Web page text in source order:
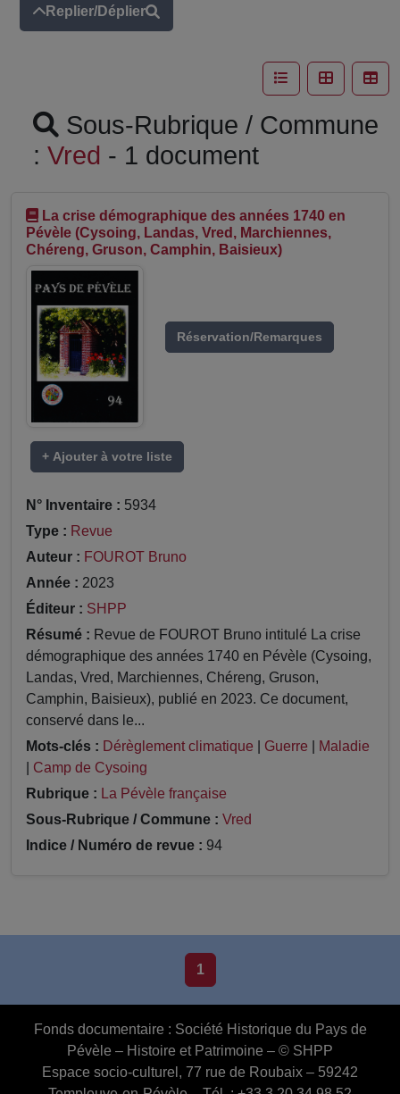
Replier/Déplier
Sous-Rubrique / Commune
: Vred - 1 document
La crise démographique des années 1740 en
Pévèle (Cysoing, Landas, Vred, Marchiennes,
Chéreng, Gruson, Camphin, Baisieux)
Réservation/Remarques
+ Ajouter à votre liste
N° Inventaire : 5934
Type : Revue
Auteur : FOUROT Bruno
Année : 2023
Éditeur : SHPP
Résumé : Revue de FOUROT Bruno intitulé La crise
démographique des années 1740 en Pévèle (Cysoing,
Landas, Vred, Marchiennes, Chéreng, Gruson,
Camphin, Baisieux), publié en 2023. Ce document,
conservé dans le...
Mots-clés : Dérèglement climatique Guerre
Maladie
Camp de Cysoing
Rubrique : La Pévèle française
Sous-Rubrique / Commune : Vred
Indice / Numéro de revue : 94
1
Fonds documentaire : Société Historique du Pays de
Pévèle – Histoire et Patrimoine – © SHPP
Espace socio-culturel, 77 rue de Roubaix – 59242